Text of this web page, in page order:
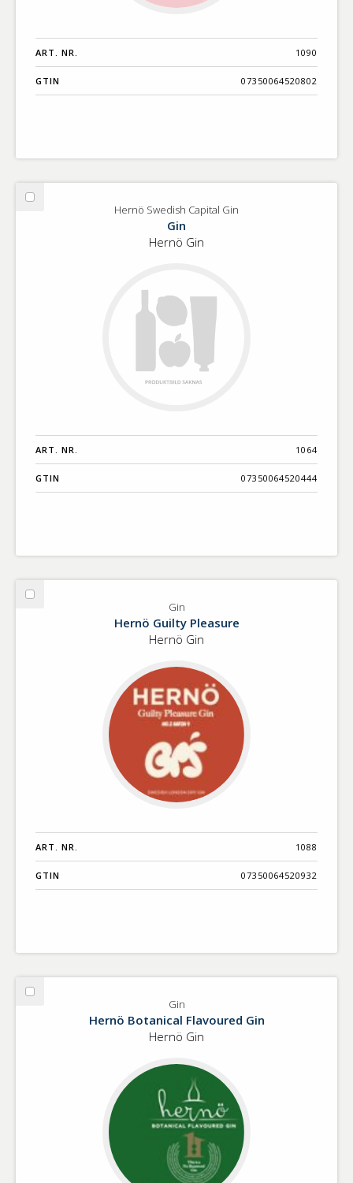
ART. NR. 1090
GTIN 07350064520802
Välj
Hernö Swedish Capital Gin
Gin
Hernö Gin
ART. NR. 1064
GTIN 07350064520444
Välj
Gin
Hernö Guilty Pleasure
Hernö Gin
ART. NR. 1088
GTIN 07350064520932
Välj
Gin
Hernö Botanical Flavoured Gin
Hernö Gin